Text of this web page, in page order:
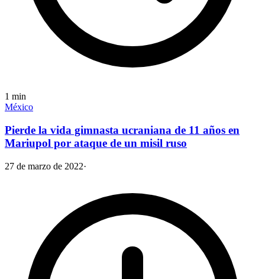
1 min
México
Pierde la vida gimnasta ucraniana de 11 años en
Mariupol por ataque de un misil ruso
27 de marzo de 2022·